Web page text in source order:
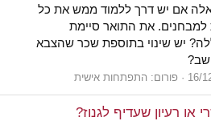
אם יש דרך ללמוד ממש את כל
את התואר סיימת
יש שינוי בתוספת שכר שהצבא
16/ פורום: התפתחות אישית
רעיון שעדיף לגנוז?